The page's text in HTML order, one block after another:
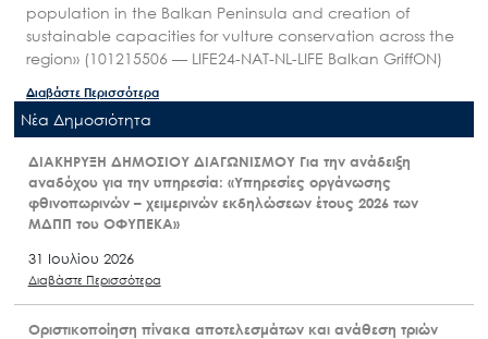
population in the Balkan Peninsula and creation of
sustainable capacities for vulture conservation across the
region» (101215506 — LIFE24-NAT-NL-LIFE Balkan GriffON)
Διαβάστε Περισσότερα
Nέα Δημοσιότητα
ΔΙΑΚΗΡΥΞΗ ΔΗΜΟΣΙΟΥ ΔΙΑΓΩΝΙΣΜΟΥ Για την ανάδειξη
αναδόχου για την υπηρεσία: «Υπηρεσίες οργάνωσης
φθινοπωρινών – χειμερινών εκδηλώσεων έτους 2026 των
ΜΔΠΠ του ΟΦΥΠΕΚΑ»
31 Ιουλίου 2026
Διαβάστε Περισσότερα
Οριστικοποίηση πίνακα αποτελεσμάτων και ανάθεση τριών